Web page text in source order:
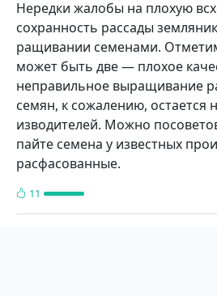
Нередки жа­лобы на плохую
сохранность рас­сады
ращивании семенами.
может быть две — плохое
неправильное выращи­вание
семян, к сожалению, остается
изводителей. Можно
пайте семена у известных
расфасованные.
11